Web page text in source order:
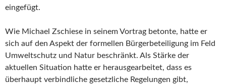
eingefügt.
Wie Michael Zschiese in seinem Vortrag betonte, hatte er
sich auf den Aspekt der formellen Bürgerbeteiligung im Feld
Umweltschutz und Natur beschränkt. Als Stärke der
aktuellen Situation hatte er herausgearbeitet, dass es
überhaupt verbindliche gesetzliche Regelungen gibt,